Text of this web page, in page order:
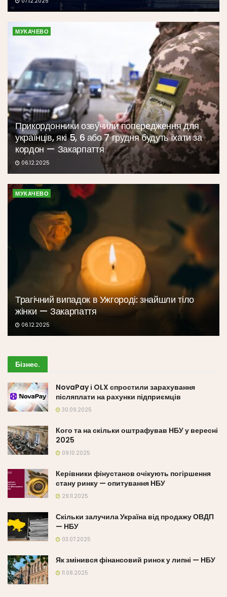
МУКАЧЕВО
Прикордонники озвучили попередження для
українців, які 5, 6 або 7 грудня будуть їхати за
кордон — Закарпаття
06.12.2025
МУКАЧЕВО
Трагічний випадок в Ужгороді: знайшли тіло
жінки — Закарпаття
06.12.2025
Бізнес.
NovaPay і OLX спростили зарахування
післяплати на рахунки підприємців
30.09.2025
Кого та на скільки оштрафував НБУ у вересні
2025
09.10.2025
Керівники фінустанов очікують погіршення
стану ринку — опитування НБУ
29.11.2025
Скільки залучила Україна від продажу ОВДП
— НБУ
03.07.2025
Як змінився фінансовий ринок у липні — НБУ
11.08.2025